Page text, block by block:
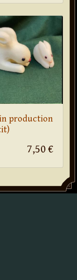
production
7,50 €